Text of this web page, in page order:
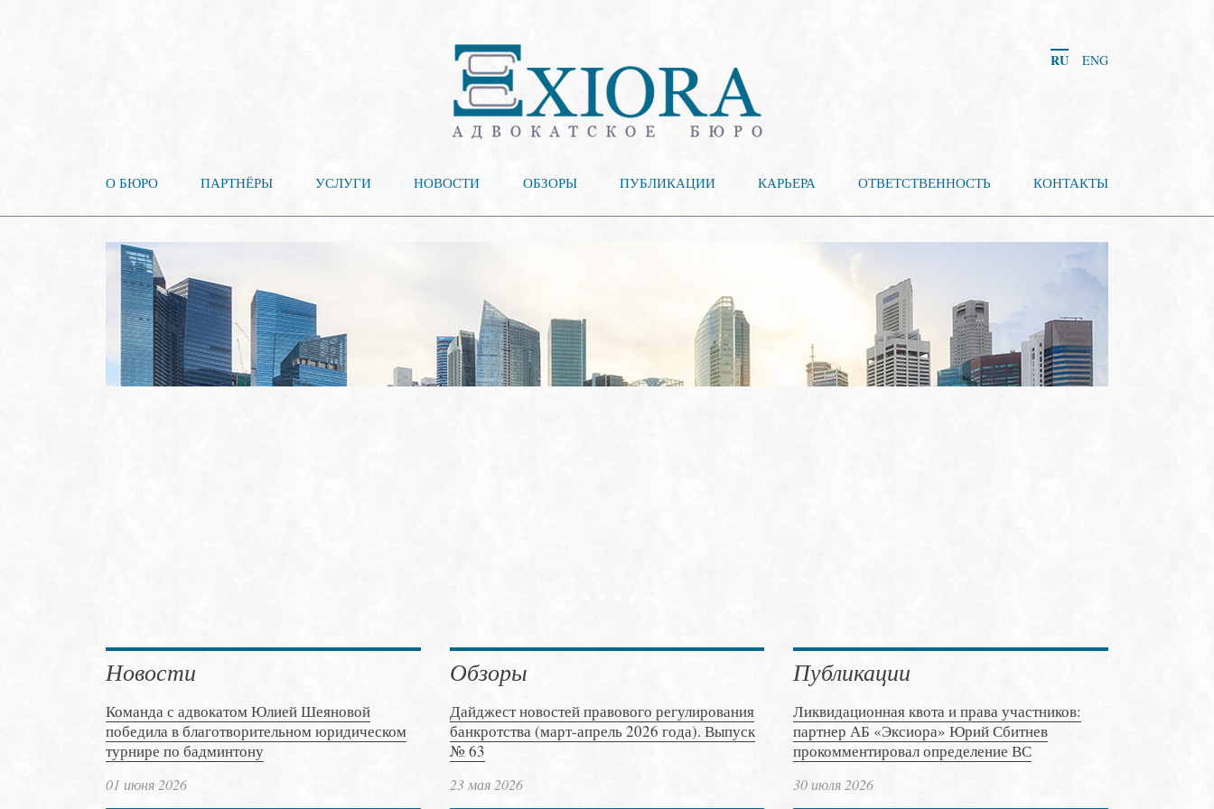
RU ENG
О БЮРО ПАРТНЁРЫ УСЛУГИ НОВОСТИ ОБЗОРЫ ПУБЛИКАЦИИ КАРЬЕРА ОТВЕТСТВЕННОСТЬ КОНТАКТЫ
Новости
Команда с адвокатом Юлией Шеяновой
победила в благотворительном юридическом
турнире по бадминтону
01 июня 2026
Обзоры
Дайджест новостей правового регулирования
банкротства (март-апрель 2026 года). Выпуск
№ 63
23 мая 2026
Публикации
Ликвидационная квота и права участников:
партнер АБ «Эксиора» Юрий Сбитнев
прокомментировал определение ВС
30 июля 2026